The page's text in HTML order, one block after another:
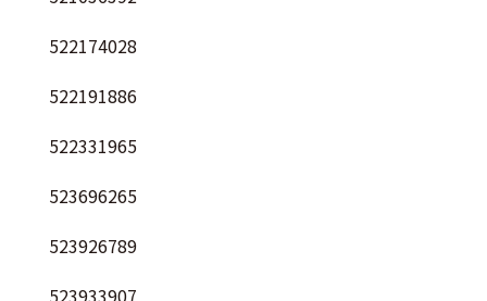
522174028
522191886
522331965
523696265
523926789